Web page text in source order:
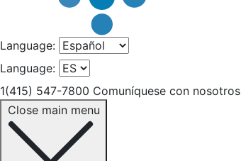
Language:
Language:
1(415) 547-7800 Comuníquese con nosotros
Close main menu